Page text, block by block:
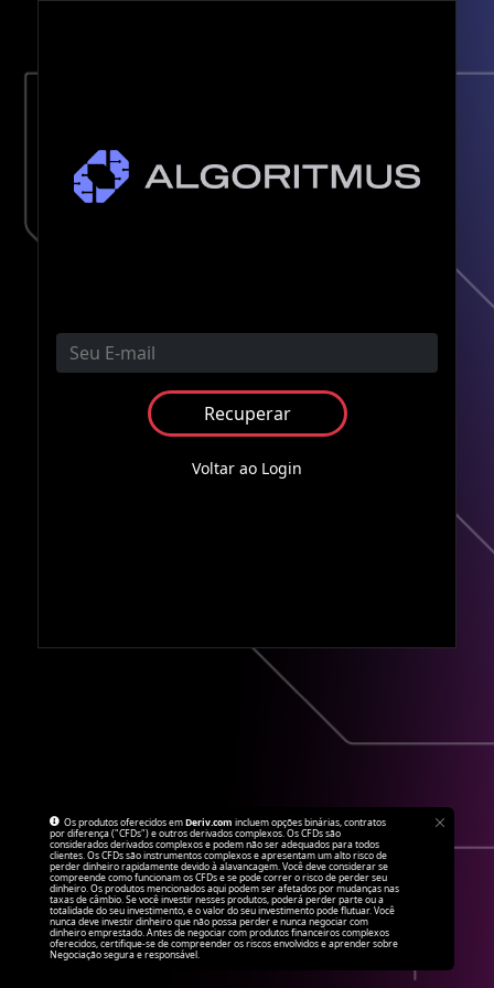
Voltar ao Login
Os produtos oferecidos emDeriv.com incluem opções binárias, contratos
por diferença ("CFDs") e outros derivados complexos. Os CFDs são
considerados derivados complexos e podem não ser adequados para todos
clientes. Os CFDs são instrumentos complexos e apresentam um alto risco de
perder dinheiro rapidamente devido à alavancagem. Você deve considerar se
compreende como funcionam os CFDs e se pode correr o risco de perder seu
dinheiro. Os produtos mencionados aqui podem ser afetados por mudanças nas
taxas de câmbio. Se você investir nesses produtos, poderá perder parte ou a
totalidade do seu investimento, e o valor do seu investimento pode flutuar. Você
nunca deve investir dinheiro que não possa perder e nunca negociar com
dinheiro emprestado. Antes de negociar com produtos financeiros complexos
oferecidos, certifique-se de compreender os riscos envolvidos e aprender sobre
Negociação segura e responsável.